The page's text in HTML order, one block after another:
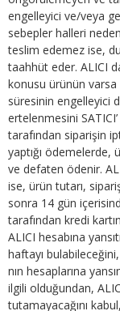
engelleyici ve/veya
sebepler halleri
teslim edemez ise,
taahhüt eder. ALICI
konusu ürünün
süresinin engelleyici
ertelenmesini
tarafından siparişin
yaptığı ödemelerde,
ve defaten ödenir.
ise, ürün tutarı,
sonra 14 gün
tarafından kredi
ALICI hesabına
haftayı
nın hesaplarına
ilgili olduğundan,
tutamayacağını